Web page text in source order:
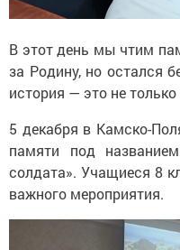
В этот день мы чтим
за Родину, но остался
история — это не
5 декабря в Камско-
памяти под
солдата». Учащиеся 8
важного мероприятия.